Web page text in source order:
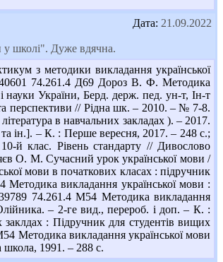
Дата: 21.09.2022
у школі". Дуже вдячна.
з методики викладання української
74.261.4 Д69 Дороз В. Ф. Методика
науки України, Берд. держ. пед. ун-т, Ін-т
перспективи // Рідна шк. – 2010. – № 7-8.
в навчальних закладах ). – 2017.
ін.]. – К. : Перше вересня, 2017. – 248 с.;
й клас. Рівень стандарту // Дивослово
О. М. Сучасний урок української мови /
мови в початкових класах : підручник
викладання української мови :
74.261.4 М54 Методика викладання
– 2-ге вид., перероб. і доп. – К. :
: Підручник для студентів вищих
Методика викладання української мови
школа, 1991. – 288 с.